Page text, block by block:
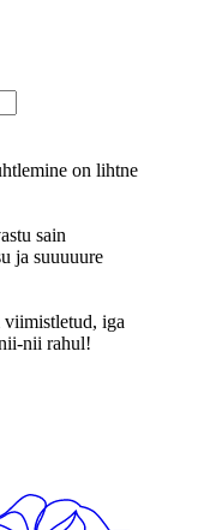
on lihtne
sain
ja suuuuure
iga
nii rahul!